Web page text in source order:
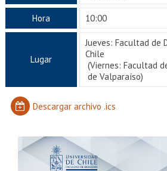
Egresados
Hora 10:00
Lugar
Jueves: Facultad de
Chile
(Viernes: Facultad
de Valparaíso)
Descargar archivo .ics